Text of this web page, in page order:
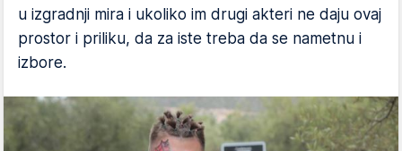
u izgradnji mira i ukoliko im drugi akteri ne daju ovaj
prostor i priliku, da za iste treba da se nametnu i
izbore.